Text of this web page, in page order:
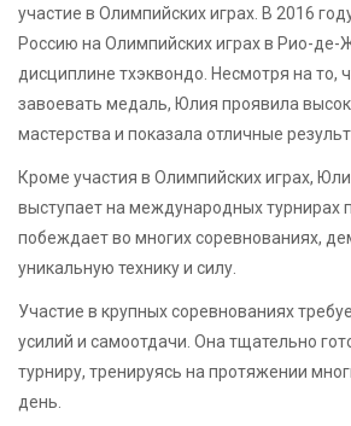
участие в Олимпийских играх. В 2016
Россию на Олимпийских играх в Рио-де-
дисциплине тхэквондо. Несмотря на то,
завоевать медаль, Юлия проявила
мастерства и показала отличные
Кроме участия в Олимпийских играх,
выступает на международных турнирах
побеждает во многих соревнованиях,
уникальную технику и силу.
Участие в крупных соревнованиях
усилий и самоотдачи. Она тщательно
турниру, тренируясь на протяжении
день.